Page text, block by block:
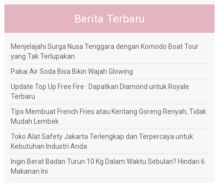
Berita Terbaru
Menjelajahi Surga Nusa Tenggara dengan Komodo Boat Tour
yang Tak Terlupakan
Pakai Air Soda Bisa Bikin Wajah Glowing
Update Top Up Free Fire : Dapatkan Diamond untuk Royale
Terbaru
Tips Membuat French Fries atau Kentang Goreng Renyah, Tidak
Mudah Lembek
Toko Alat Safety Jakarta Terlengkap dan Terpercaya untuk
Kebutuhan Industri Anda
Ingin Berat Badan Turun 10 Kg Dalam Waktu Sebulan? Hindari 6
Makanan Ini